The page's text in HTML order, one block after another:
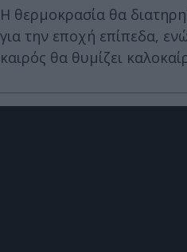
Η θερμοκρασία θα
για την εποχή επίπεδα,
καιρός θα θυμίζει